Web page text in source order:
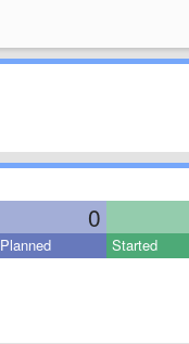
0
Planned Started